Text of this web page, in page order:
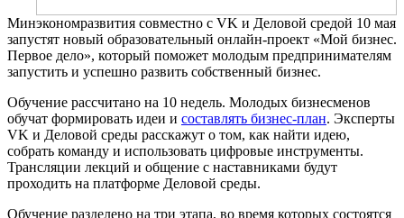
Минэкономразвития совместно с VK и Деловой средой 10 мая
запустят новый образовательный онлайн-проект «Мой бизнес.
Первое дело», который поможет молодым предпринимателям
запустить и успешно развить собственный бизнес.
Обучение рассчитано на 10 недель. Молодых бизнесменов
обучат формировать идеи и составлять бизнес-план. Эксперты
VK и Деловой среды расскажут о том, как найти идею,
собрать команду и использовать цифровые инструменты.
Трансляции лекций и общение с наставниками будут
проходить на платформе Деловой среды.
Обучение разделено на три этапа, во время которых состоятся